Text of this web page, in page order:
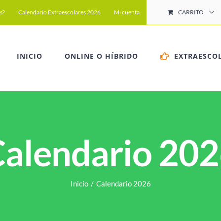
Calendario Extraescolares 2026 Mi cuenta CARRITO
INICIO ONLINE O HÍBRIDO
Inicio / Calendario 2026